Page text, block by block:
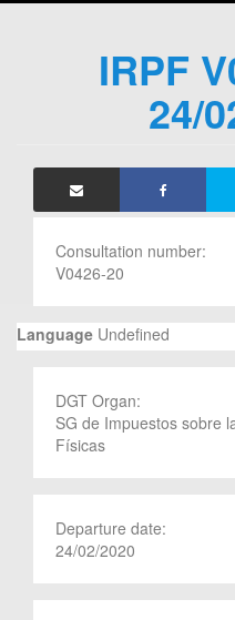
IRPF
24/
Consultation number:
V0426-20
Language Undefined
DGT Organ:
SG de Impuestos sobre
Físicas
Departure date:
24/02/2020